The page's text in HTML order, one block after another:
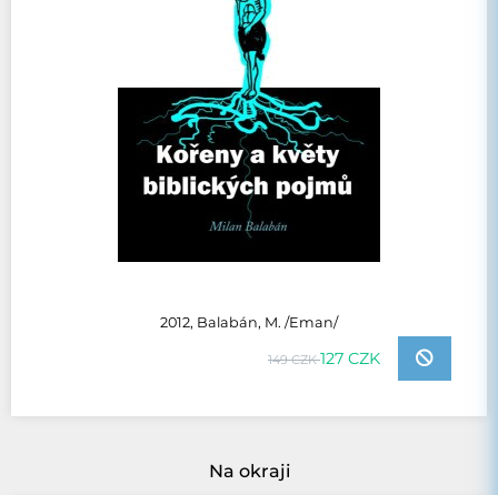
2012, Balabán, M. /Eman/
149 CZK127 CZK
Na okraji